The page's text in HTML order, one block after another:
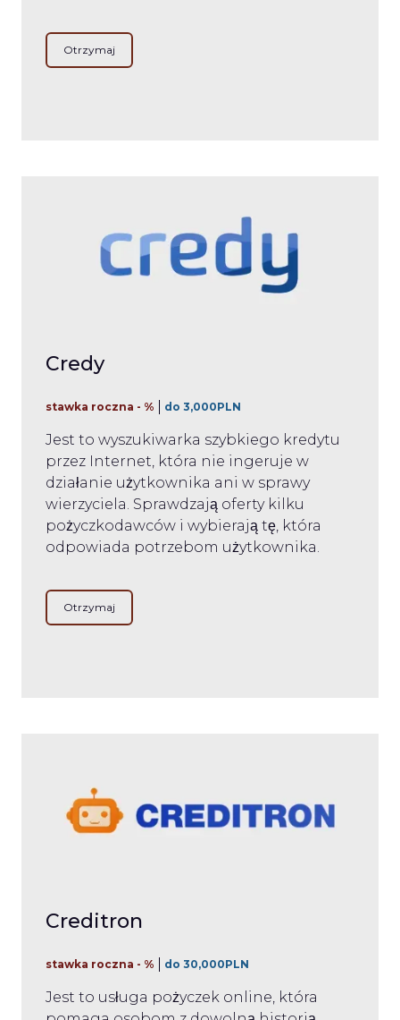
Otrzymaj
Credy
stawka roczna - % do 3,000PLN
Jest to wyszukiwarka szybkiego kredytu
przez Internet, która nie ingeruje w
działanie użytkownika ani w sprawy
wierzyciela. Sprawdzają oferty kilku
pożyczkodawców i wybierają tę, która
odpowiada potrzebom użytkownika.
Otrzymaj
Creditron
stawka roczna - % do 30,000PLN
Jest to usługa pożyczek online, która